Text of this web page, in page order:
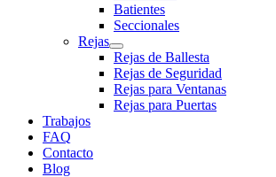
Batientes
Seccionales
Rejas
Rejas de Ballesta
Rejas de Seguridad
Rejas para Ventanas
Rejas para Puertas
Trabajos
FAQ
Contacto
Blog